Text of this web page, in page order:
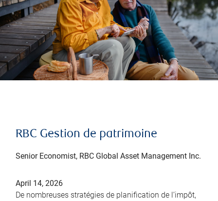
RBC Gestion de patrimoine
Senior Economist, RBC Global Asset Management Inc.
April 14, 2026
De nombreuses stratégies de planification de l’impôt,